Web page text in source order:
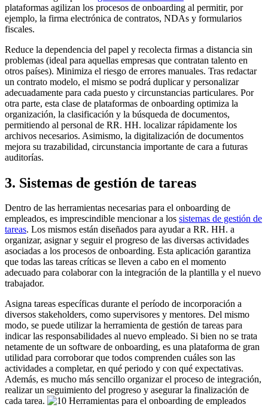
plataformas agilizan los procesos de onboarding al permitir, por
ejemplo, la firma electrónica de contratos, NDAs y formularios
fiscales.
Reduce la dependencia del papel y recolecta firmas a distancia sin
problemas (ideal para aquellas empresas que contratan talento en
otros países). Minimiza el riesgo de errores manuales. Tras redactar
un contrato modelo, el mismo se podrá duplicar y personalizar
adecuadamente para cada puesto y circunstancias particulares. Por
otra parte, esta clase de plataformas de onboarding optimiza la
organización, la clasificación y la búsqueda de documentos,
permitiendo al personal de RR. HH. localizar rápidamente los
archivos necesarios. Asimismo, la digitalización de documentos
mejora su trazabilidad, circunstancia importante de cara a futuras
auditorías.
3. Sistemas de gestión de tareas
Dentro de las herramientas necesarias para el onboarding de
empleados, es imprescindible mencionar a los sistemas de gestión de
tareas. Los mismos están diseñados para ayudar a RR. HH. a
organizar, asignar y seguir el progreso de las diversas actividades
asociadas a los procesos de onboarding. Esta aplicación garantiza
que todas las tareas críticas se lleven a cabo en el momento
adecuado para colaborar con la integración de la plantilla y el nuevo
trabajador.
Asigna tareas específicas durante el período de incorporación a
diversos stakeholders, como supervisores y mentores. Del mismo
modo, se puede utilizar la herramienta de gestión de tareas para
indicar las responsabilidades al nuevo empleado. Si bien no se trata
netamente de un software de onboarding, es una plataforma de gran
utilidad para corroborar que todos comprenden cuáles son las
actividades a completar, en qué periodo y con qué expectativas.
Además, es mucho más sencillo organizar el proceso de integración,
realizar un seguimiento del progreso y asegurar la finalización de
cada tarea.